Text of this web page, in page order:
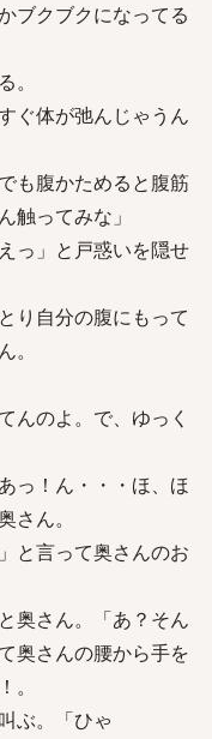
ブクブクになってる
ぐ体が弛んじゃうん
も腹かためると腹筋
触ってみな」
っ」と戸惑いを隠せ
り自分の腹にもって
んのよ。で、ゆっく
っ！ん・・・ほ、ほ
さん。
と言って奥さんのお
奥さん。「あ？そん
奥さんの腰から手を
ぶ。「ひゃ